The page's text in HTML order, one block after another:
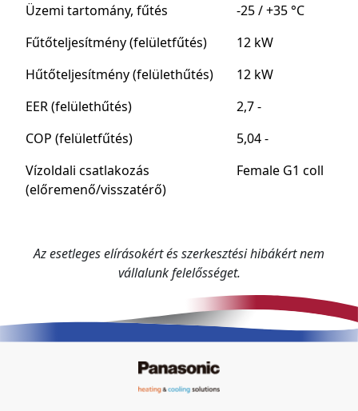
Üzemi tartomány, fűtés
-25 / +35 °C
Fűtőteljesítmény (felületfűtés)
12 kW
Hűtőteljesítmény (felülethűtés)
12 kW
EER (felülethűtés)
2,7 -
COP (felületfűtés)
5,04 -
Vízoldali csatlakozás
(előremenő/visszatérő)
Female G1 coll
Az esetleges elírásokért és szerkesztési hibákért nem
vállalunk felelősséget.